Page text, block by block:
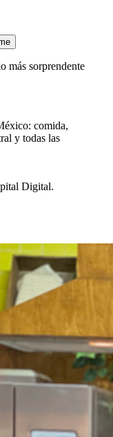
más sorprendente
comida,
y todas las
Digital.